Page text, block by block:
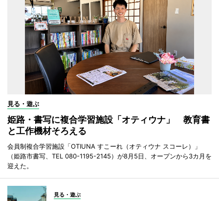
見る・遊ぶ
姫路・書写に複合学習施設「オティウナ」 教育書
と工作機材そろえる
会員制複合学習施設「OTIUNA すこーれ（オティウナ スコーレ）」
（姫路市書写、TEL 080-1195-2145）が8月5日、オープンから3カ月を
迎えた。
見る・遊ぶ